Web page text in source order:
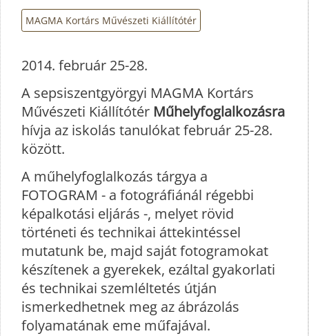
MAGMA Kortárs Művészeti Kiállítótér
2014. február 25-28.
A sepsiszentgyörgyi MAGMA Kortárs
Művészeti Kiállítótér Műhelyfoglalkozásra
hívja az iskolás tanulókat február 25-28.
között.
A műhelyfoglalkozás tárgya a
FOTOGRAM - a fotográfiánál régebbi
képalkotási eljárás -, melyet rövid
történeti és technikai áttekintéssel
mutatunk be, majd saját fotogramokat
készítenek a gyerekek, ezáltal gyakorlati
és technikai szemléltetés útján
ismerkedhetnek meg az ábrázolás
folyamatának eme műfajával.